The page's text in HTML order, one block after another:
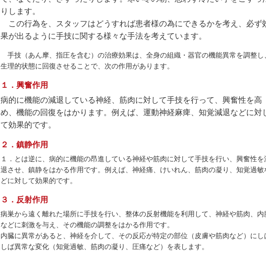
りします。
この行為を、スタッフはどうすれば患者様の為にできるかを考え、必ず
果が出るように手技に関する様々な手法を考えています。
手技（あん摩、指圧を含む）の治療効果は、全身の組織・器官の機能異常を調整し
生理的状態に回復させることで、次の作用があります。
１．興奮作用
病的に機能の減退している神経、筋肉に対して手技を行って、興奮性を高
め、機能の回復をはかります。例えば、運動神経麻痺、知覚減退などに対
て効果的です。
２．鎮静作用
１．とは逆に、病的に機能の昂進している神経や筋肉に対して手技を行い、興奮性を
退させ、鎮静をはかる作用です。例えば、神経痛、けいれん、筋肉の凝り、知覚過敏
どに対して効果的です。
３．反射作用
病巣から遠く離れた場所に手技を行い、整体の反射機能を利用して、神経や筋肉、内
などに刺激を与え、その機能の調整をはかる作用です。
内臓に異常があると、神経を介して、その反応が特定の部位（皮膚や筋肉など）にし
しば異常な変化（知覚過敏、筋肉の凝り、圧痛など）を表します。